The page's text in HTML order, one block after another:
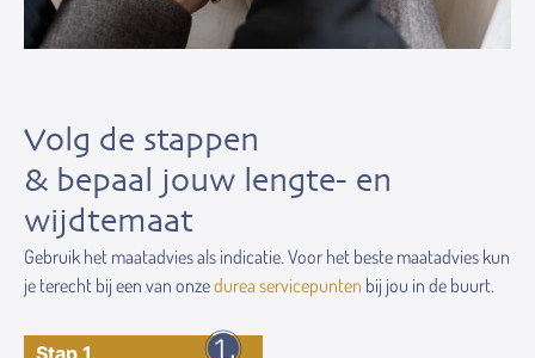
Volg de stappen
& bepaal jouw lengte- en
wijdtemaat
Gebruik het maatadvies als indicatie. Voor het beste maatadvies kun
je terecht bij een van onzedurea servicepunten bij jou in de buurt.